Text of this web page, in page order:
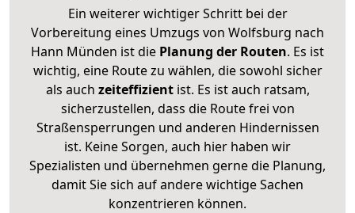
Ein weiterer wichtiger Schritt bei der
Vorbereitung eines Umzugs von Wolfsburg nach
Hann Münden ist die Planung der Routen. Es ist
wichtig, eine Route zu wählen, die sowohl sicher
als auch zeiteffizientist. Es ist auch ratsam,
sicherzustellen, dass die Route frei von
Straßensperrungen und anderen Hindernissen
ist. Keine Sorgen, auch hier haben wir
Spezialisten und übernehmen gerne die Planung,
damit Sie sich auf andere wichtige Sachen
konzentrieren können.